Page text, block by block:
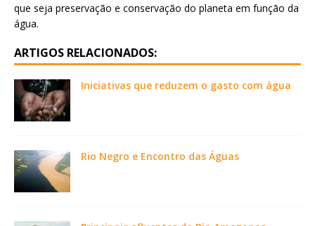
que seja preservação e conservação do planeta em função da
água.
ARTIGOS RELACIONADOS:
Iniciativas que reduzem o gasto com água
Rio Negro e Encontro das Águas